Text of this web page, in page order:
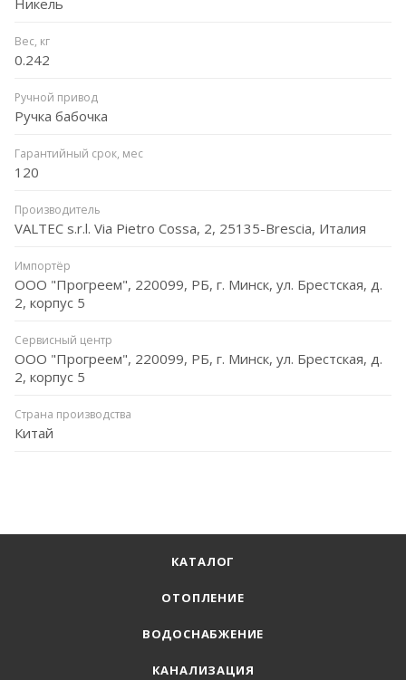
Вес, кг
0.242
Ручной привод
Ручка бабочка
Гарантийный срок, мес
120
Производитель
VALTEC s.r.l. Via Pietro Cossa, 2, 25135-Brescia, Италия
Импортёр
ООО "Прогреем", 220099, РБ, г. Минск, ул. Брестская, д.
2, корпус 5
Сервисный центр
ООО "Прогреем", 220099, РБ, г. Минск, ул. Брестская, д.
2, корпус 5
Страна производства
Китай
КАТАЛОГ
ОТОПЛЕНИЕ
ВОДОСНАБЖЕНИЕ
КАНАЛИЗАЦИЯ